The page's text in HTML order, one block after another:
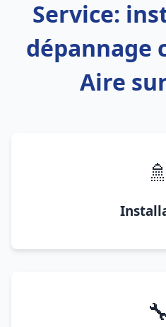
Service:
dépannage
Aire
🚿
🔧